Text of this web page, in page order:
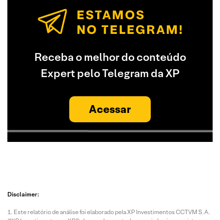
Receba o melhor do conteúdo
Expert pelo Telegram da XP
Acessar
Disclaimer:
Este relatório de análise foi elaborado pela XP Investimentos CCTVM S.A.